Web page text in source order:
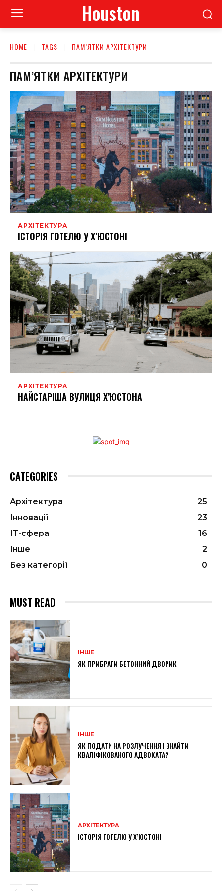
Houston
HOME TAGS ПАМ’ЯТКИ АРХІТЕКТУРИ
ПАМ’ЯТКИ АРХІТЕКТУРИ
АРХІТЕКТУРА
ІСТОРІЯ ГОТЕЛЮ У Х’ЮСТОНІ
АРХІТЕКТУРА
НАЙСТАРІША ВУЛИЦЯ Х’ЮСТОНА
CATEGORIES
Архітектура
25
Інновації
23
ІТ-сфера
16
Інше
2
Без категорії
0
MUST READ
ІНШЕ
ЯК ПРИБРАТИ БЕТОННИЙ ДВОРИК
ІНШЕ
ЯК ПОДАТИ НА РОЗЛУЧЕННЯ І ЗНАЙТИ
КВАЛІФІКОВАНОГО АДВОКАТА?
АРХІТЕКТУРА
ІСТОРІЯ ГОТЕЛЮ У Х’ЮСТОНІ